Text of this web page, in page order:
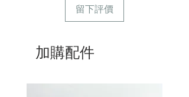
留下評價
加購配件